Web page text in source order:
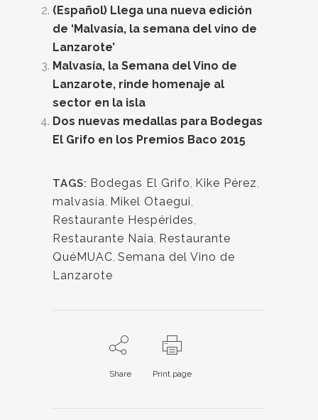
(Español) Llega una nueva edición
de ‘Malvasía, la semana del vino de
Lanzarote’
Malvasía, la Semana del Vino de
Lanzarote, rinde homenaje al
sector en la isla
Dos nuevas medallas para Bodegas
El Grifo en los Premios Baco 2015
TAGS: Bodegas El Grifo, Kike Pérez,
malvasía, Mikel Otaegui,
Restaurante Hespérides,
Restaurante Naia, Restaurante
QuéMUAC, Semana del Vino de
Lanzarote
Share Print page